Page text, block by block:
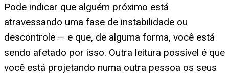
Pode indicar que alguém próximo está
atravessando uma fase de instabilidade ou
descontrole — e que, de alguma forma, você está
sendo afetado por isso. Outra leitura possível é que
você está projetando numa outra pessoa os seus